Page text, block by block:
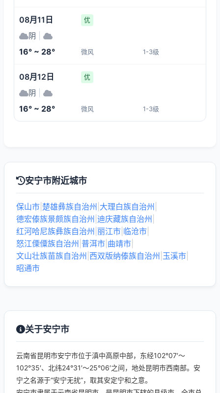
08月11日 优
阴
16° ~ 28° 微风 1-3级
08月12日 优
阴
16° ~ 28° 微风 1-3级
安宁市附近城市
保山市 楚雄彝族自治州 大理白族自治州
德宏傣族景颇族自治州 迪庆藏族自治州
红河哈尼族彝族自治州 丽江市 临沧市
怒江傈僳族自治州 普洱市 曲靖市
文山壮族苗族自治州 西双版纳傣族自治州 玉溪市
昭通市
关于安宁市
云南省昆明市安宁市位于滇中高原中部，东经102°07′～
102°35′、北纬24°31′～25°06′之间，地处昆明市西南部。安
宁之名源于“安宁无扰”，取其安定宁和之意。